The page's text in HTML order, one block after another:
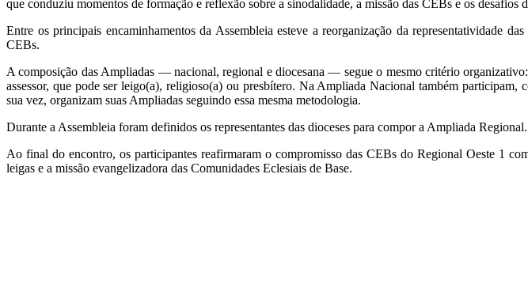
que conduziu momentos de formação e reflexão sobre a sinodalidade, a missão das CEBs e os desafios
Entre os principais encaminhamentos da Assembleia esteve a reorganização da representatividade
CEBs.
A composição das Ampliadas — nacional, regional e diocesana — segue o mesmo critério
assessor, que pode ser leigo(a), religioso(a) ou presbítero. Na Ampliada Nacional também
sua vez, organizam suas Ampliadas seguindo essa mesma metodologia.
Durante a Assembleia foram definidos os representantes das dioceses para compor a Ampliada Regional.
Ao final do encontro, os participantes reafirmaram o compromisso das CEBs do Regional Oeste 1
leigas e a missão evangelizadora das Comunidades Eclesiais de Base.